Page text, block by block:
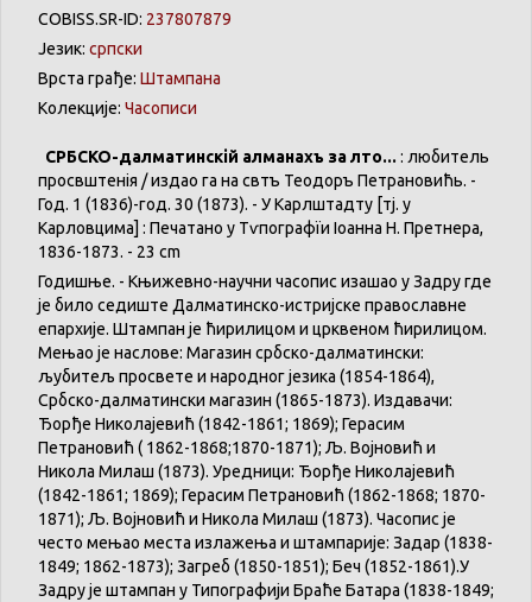
COBISS.SR-ID: 237807879
Језик: српски
Врста грађе: Штампана
Колекције: Часописи
СРБСКО-далматинскій алманахъ за лѣто... : любитель
просвѣштенія / издао га на свѣтъ Теодоръ Петрановићь. -
Год. 1 (1836)-год. 30 (1873). - У Карлштадту [тј. у
Карловцима] : Печатано у Тѵпографїи Іоанна Н. Претнера,
1836-1873. - 23 cm
Годишње. - Књижевно-научни часопис изашао у Задру где
је било седиште Далматинско-истријске православне
епархије. Штампан је ћирилицом и црквеном ћирилицом.
Мењао је наслове: Магазин србско-далматински:
љубитељ просвете и народног језика (1854-1864),
Србско-далматински магазин (1865-1873). Издавачи:
Ђорђе Николајевић (1842-1861; 1869); Герасим
Петрановић ( 1862-1868;1870-1871); Љ. Војновић и
Никола Милаш (1873). Уредници: Ђорђе Николајевић
(1842-1861; 1869); Герасим Петрановић (1862-1868; 1870-
1871); Љ. Војновић и Никола Милаш (1873). Часопис је
често мењао места излажења и штампарије: Задар (1838-
1849; 1862-1873); Загреб (1850-1851); Беч (1852-1861).У
Задру је штампан у Типографији Браће Батара (1838-1849;